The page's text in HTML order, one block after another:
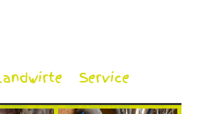
Service